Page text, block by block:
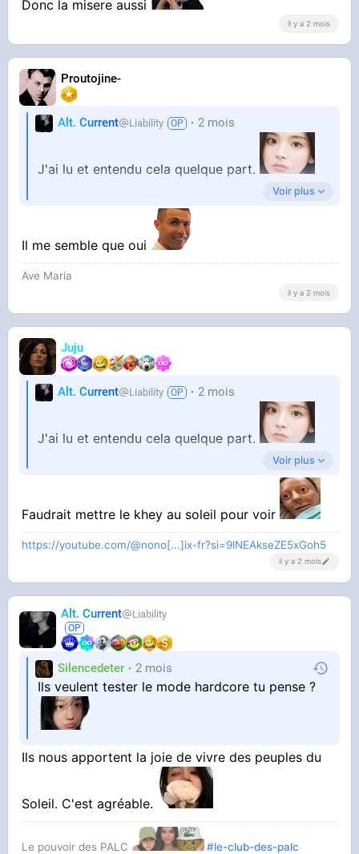
Donc la misere aussi
il y a 2 mois
Proutojine-
Alt. Current Liability 2 mois
J'ai lu et entendu cela quelque part.
Est-ce que vous confirmez cette hypothèse ?
Voir plus
Il me semble que oui
Ave Maria
il y a 2 mois
Juju
Alt. Current Liability 2 mois
J'ai lu et entendu cela quelque part.
Est-ce que vous confirmez cette hypothèse ?
Voir plus
Faudrait mettre le khey au soleil pour voir
https://youtube.com/@nono[...]ix-fr?si=9lNEAkseZE5xGoh5
il y a 2 mois
Alt. Current Liability
Silencedeter 2 mois
Ils veulent tester le mode hardcore tu pense ?
Ils nous apportent la joie de vivre des peuples du
Soleil. C'est agréable.
Le pouvoir des PALC
#le-club-des-palc